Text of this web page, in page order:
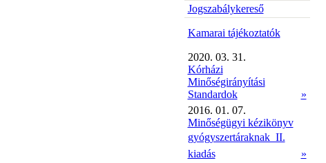
Jogszabálykereső
Kamarai tájékoztatók
2020. 03. 31.
Kórházi
Minőségirányítási
Standardok
»
2016. 01. 07.
Minőségügyi kézikönyv
gyógyszertáraknak  II.
kiadás
»